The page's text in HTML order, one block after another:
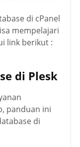
di cPanel
mempelajari
link berikut :
di Plesk
panduan ini
di